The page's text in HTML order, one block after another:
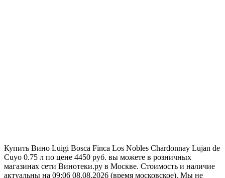
Купить Вино Luigi Bosca Finca Los Nobles Chardonnay Lujan de
Cuyo 0.75 л по цене 4450 руб. вы можете в розничных
магазинах сети Винотеки.ру в Москве. Стоимость и наличие
актуальны на 09:06 08.08.2026 (время московское). Мы не